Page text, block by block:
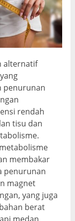
alternatif
penurunan
rendah
tisu dan
membakar
penurunan
magnet
yang juga
berat